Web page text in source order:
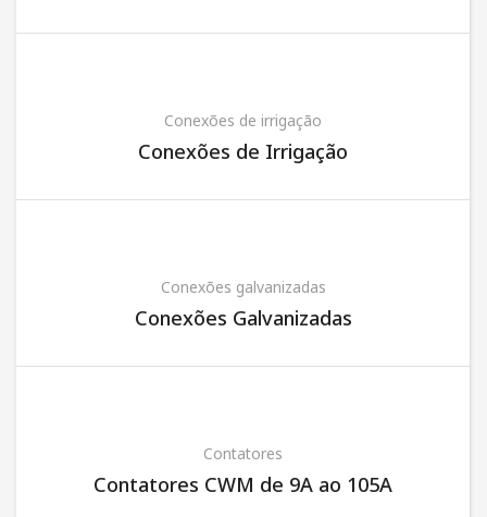
Conexões de irrigação
Conexões de Irrigação
Conexões galvanizadas
Conexões Galvanizadas
Contatores
Contatores CWM de 9A ao 105A